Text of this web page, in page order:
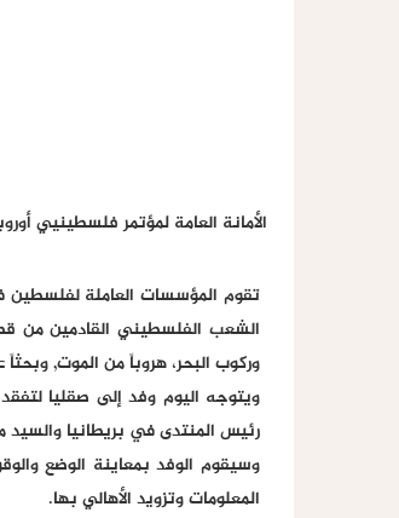
الأمانة العامة لمؤتمر فلسطينيي
تقوم المؤسسات العاملة لفلسطين
الشعب الفلسطيني القادمين من
وركوب البحر، هروباً من الموت, وبحثاً
ويتوجه اليوم وفد إلى صقليا
رئيس المنتدى في بريطانيا
وسيقوم الوفد بمعاينة الوضع
المعلومات وتزويد الأهالي بها.